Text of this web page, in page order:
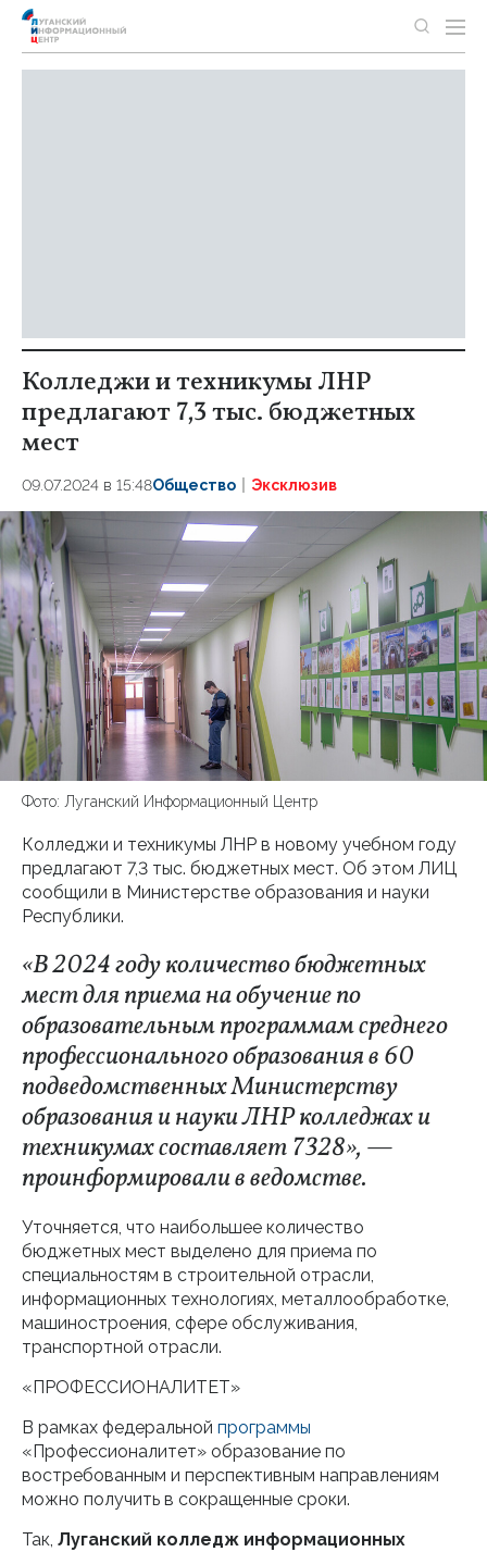
Колледжи и техникумы ЛНР
предлагают 7,3 тыс. бюджетных
мест
09.07.2024 в 15:48Общество Эксклюзив
Фото: Луганский Информационный Центр
Колледжи и техникумы ЛНР в новому учебном году
предлагают 7,3 тыс. бюджетных мест. Об этом ЛИЦ
сообщили в Министерстве образования и науки
Республики.
«В 2024 году количество бюджетных
мест для приема на обучение по
образовательным программам среднего
профессионального образования в 60
подведомственных Министерству
образования и науки ЛНР колледжах и
техникумах составляет 7328», —
проинформировали в ведомстве.
Уточняется, что наибольшее количество
бюджетных мест выделено для приема по
специальностям в строительной отрасли,
информационных технологиях, металлообработке,
машиностроения, сфере обслуживания,
транспортной отрасли.
«ПРОФЕССИОНАЛИТЕТ»
В рамках федеральной программы
«Профессионалитет» образование по
востребованным и перспективным направлениям
можно получить в сокращенные сроки.
Так, Луганский колледж информационных